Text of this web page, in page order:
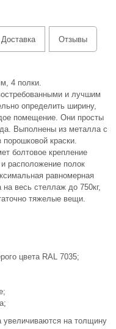
Доставка Отзывы
4 полки.
и лучшим
определить ширину,
помещение. Они просты
Выполнены из металла с
краски.
болтовое крепление
расположение полок
равномерная
на весь стеллаж до 750кг,
тяжелые вещи.
цвета RAL 7035;
на толщину